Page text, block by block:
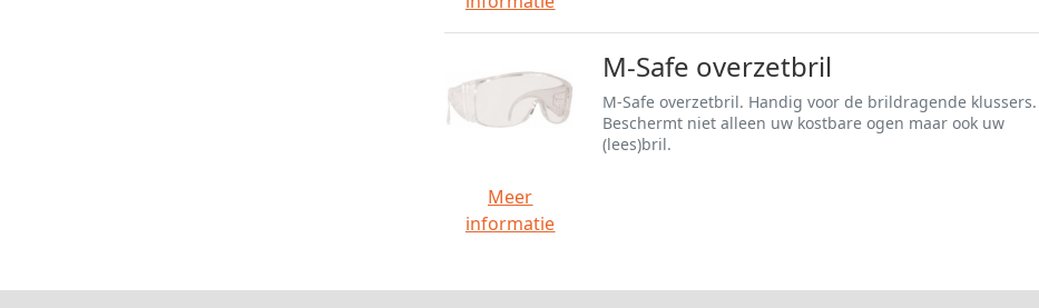
Meer
informatie
M-Safe overzetbril
M-Safe overzetbril. Handig voor de brildragende klussers.
Beschermt niet alleen uw kostbare ogen maar ook uw
(lees)bril.